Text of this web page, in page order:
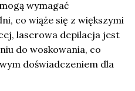
wymagać
co wiąże się z większymi
laserowa depilacja jest
do woskowania, co
doświadczeniem dla